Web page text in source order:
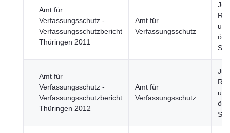
Amt für
Verfassungsschutz -
Verfassungsschutzbericht
Thüringen 2011
Amt für
Verfassungsschutz
und
Amt für
Verfassungsschutz -
Verfassungsschutzbericht
Thüringen 2012
Amt für
Verfassungsschutz
und